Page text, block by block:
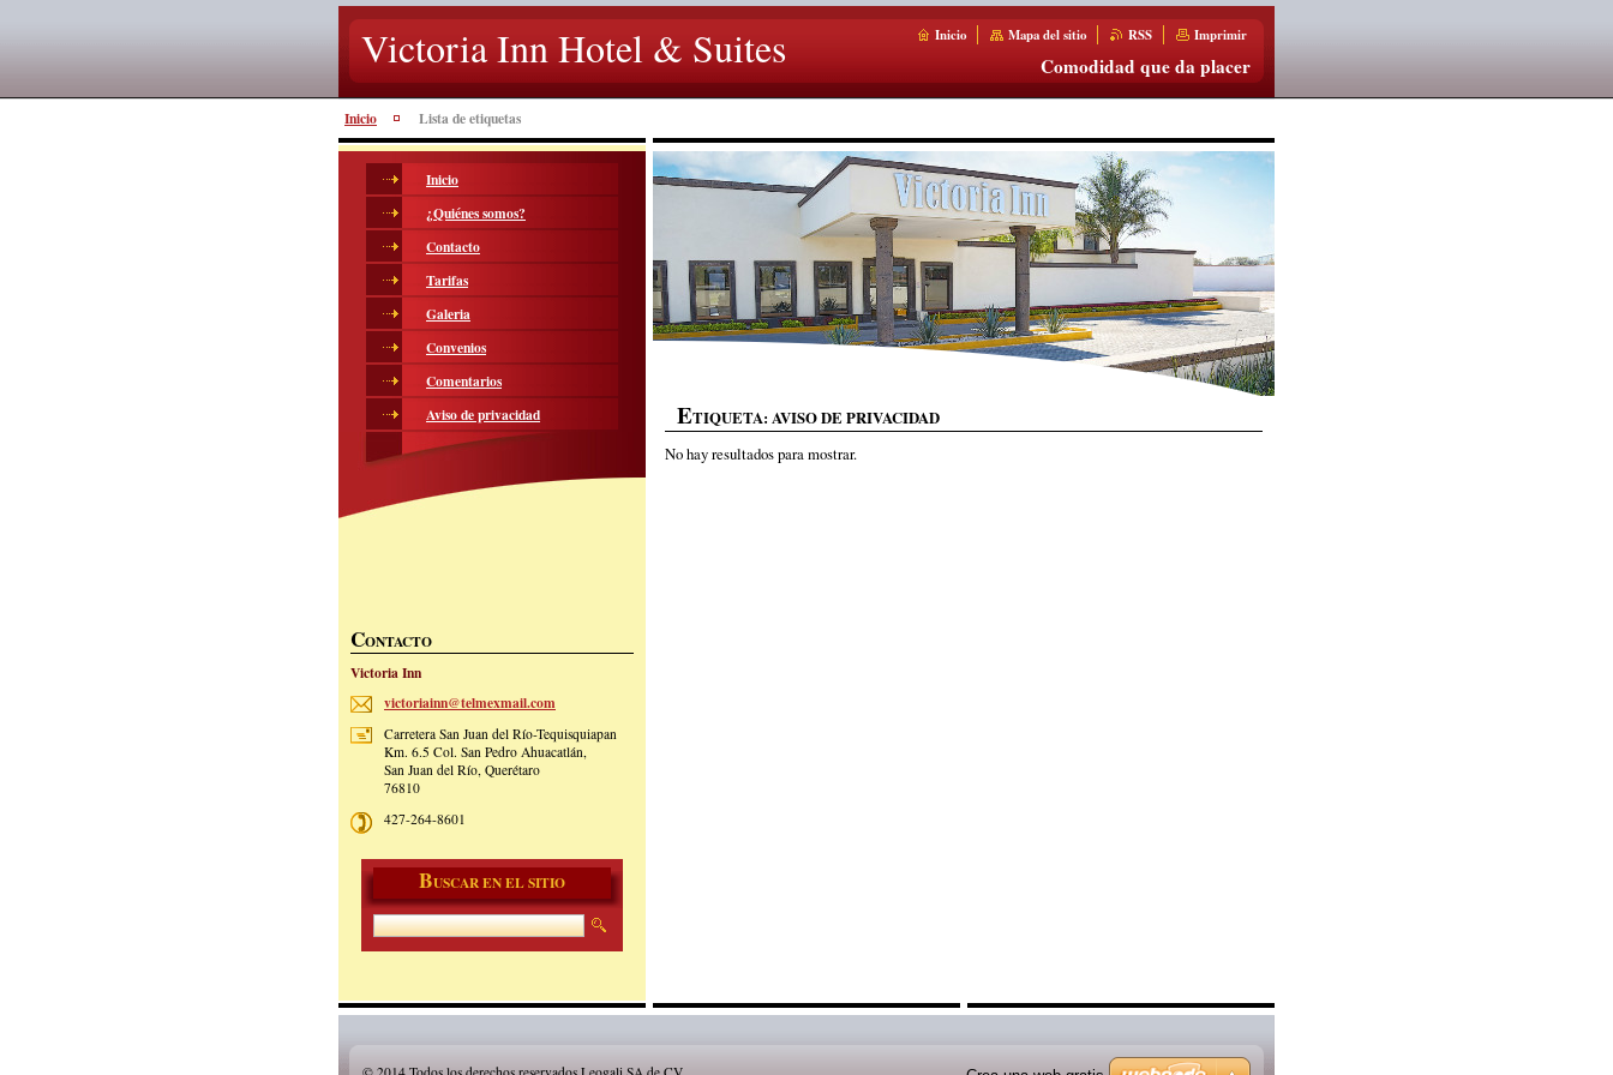
Victoria Inn Hotel & Suites Inicio Mapa del sitio RSS Imprimir
Comodidad que da placer
Inicio Lista de etiquetas
ETIQUETA: AVISO DE PRIVACIDAD
No hay resultados para mostrar.
Inicio
¿Quiénes somos?
Contacto
Tarifas
Galeria
Convenios
Comentarios
Aviso de privacidad
CONTACTO
Victoria Inn
victoriainn@telmexmail.com
Carretera San Juan del Río-Tequisquiapan
Km. 6.5 Col. San Pedro Ahuacatlán,
San Juan del Río, Querétaro
76810
427-264-8601
BUSCAR EN EL SITIO